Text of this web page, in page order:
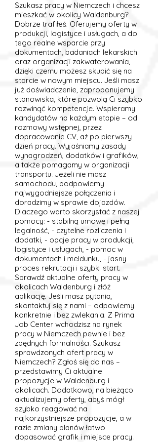
Szukasz pracy w Niemczech i chcesz
mieszkać w okolicy Waldenburg?
Dobrze trafiłeś. Oferujemy oferty w
produkcji, logistyce i usługach, a do
tego realne wsparcie przy
dokumentach, badaniach lekarskich
oraz organizacji zakwaterowania,
dzięki czemu możesz skupić się na
starcie w nowym miejscu. Jeśli masz
już doświadczenie, zaproponujemy
stanowiska, które pozwolą Ci szybko
rozwinąć kompetencje. Wspieramy
kandydatów na każdym etapie – od
rozmowy wstępnej, przez
dopracowanie CV, aż po pierwszy
dzień pracy. Wyjaśniamy zasady
wynagrodzeń, dodatków i grafików,
a także pomagamy w organizacji
transportu. Jeżeli nie masz
samochodu, podpowiemy
najwygodniejsze połączenia i
doradzimy w sprawie dojazdów.
Dlaczego warto skorzystać z naszej
pomocy: - stabilną umowę i pełną
legalność, - czytelne rozliczenia i
dodatki, - opcje pracy w produkcji,
logistyce i usługach, - pomoc w
dokumentach i meldunku, - jasny
proces rekrutacji i szybki start.
Sprawdź aktualne oferty pracy w
okolicach Waldenburg i złóż
aplikację. Jeśli masz pytania,
skontaktuj się z nami – odpowiemy
konkretnie i bez zwlekania. Z Prima
Job Center wchodzisz na rynek
pracy w Niemczech pewnie i bez
zbędnych formalności. Szukasz
sprawdzonych ofert pracy w
Niemczech? Zgłoś się do nas –
przedstawimy Ci aktualne
propozycje w Waldenburg i
okolicach. Dodatkowo, na bieżąco
aktualizujemy oferty, abyś mógł
szybko reagować na
najkorzystniejsze propozycje, a w
razie zmiany planów łatwo
dopasować grafik i miejsce pracy.